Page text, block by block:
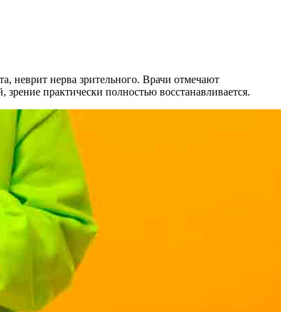
неврит нерва зрительного. Врачи отмечают
практически полностью восстанавливается.